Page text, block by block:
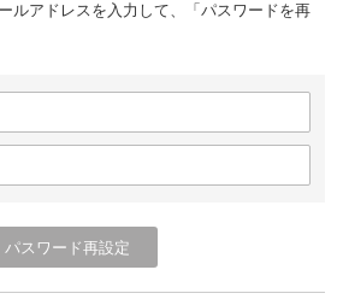
ルアドレスを入力して、「パスワードを再